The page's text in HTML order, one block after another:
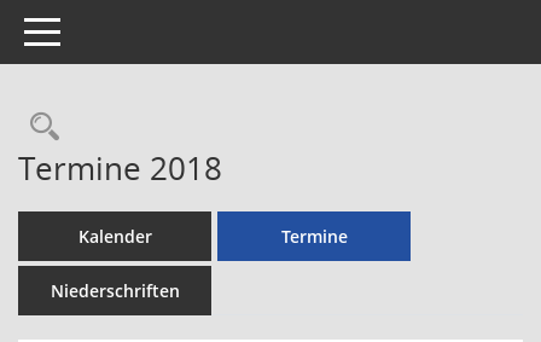
Toggle navigation
Rechercheauswahl
Termine 2018
Kalender Termine
Niederschriften